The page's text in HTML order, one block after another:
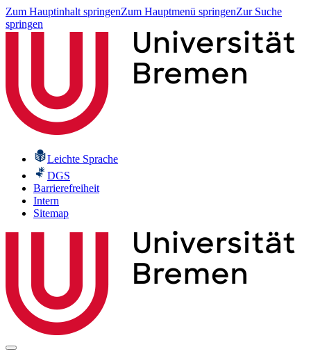
Zum Hauptinhalt springenZum Hauptmenü springenZur Suche
springen
Leichte Sprache
DGS
Barrierefreiheit
Intern
Sitemap